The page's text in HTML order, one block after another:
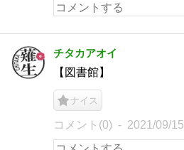
チタカアオイ
【図書館】
ナイス
コメント(0) 2021/09/15